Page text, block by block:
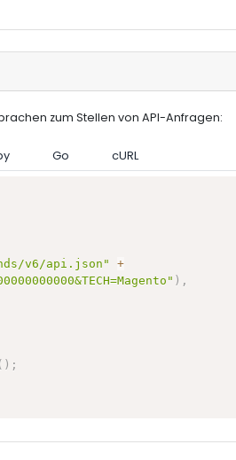
zum Stellen von API-Anfragen:
Go cURL
v6/api.json"
+
) ,
) ;